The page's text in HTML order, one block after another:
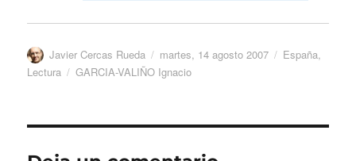
Autor
Javier Cercas Rueda
Publicado
el
martes, 14 agosto 2007 Categorías
España,
Lectura
Etiquetas
GARCIA-VALIÑO Ignacio